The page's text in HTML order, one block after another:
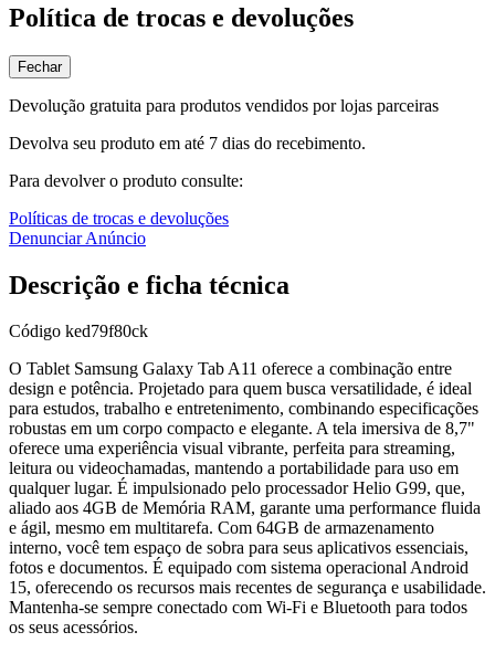
Política de trocas e devoluções
Fechar
Devolução gratuita para produtos vendidos por lojas parceiras
Devolva seu produto em até 7 dias do recebimento.
Para devolver o produto consulte:
Políticas de trocas e devoluções
Denunciar Anúncio
Descrição e ficha técnica
Código ked79f80ck
O Tablet Samsung Galaxy Tab A11 oferece a combinação entre
design e potência. Projetado para quem busca versatilidade, é ideal
para estudos, trabalho e entretenimento, combinando especificações
robustas em um corpo compacto e elegante. A tela imersiva de 8,7"
oferece uma experiência visual vibrante, perfeita para streaming,
leitura ou videochamadas, mantendo a portabilidade para uso em
qualquer lugar. É impulsionado pelo processador Helio G99, que,
aliado aos 4GB de Memória RAM, garante uma performance fluida
e ágil, mesmo em multitarefa. Com 64GB de armazenamento
interno, você tem espaço de sobra para seus aplicativos essenciais,
fotos e documentos. É equipado com sistema operacional Android
15, oferecendo os recursos mais recentes de segurança e usabilidade.
Mantenha-se sempre conectado com Wi-Fi e Bluetooth para todos
os seus acessórios.